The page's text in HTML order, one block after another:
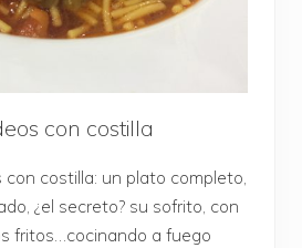
con costilla
costilla: un plato completo,
¿el secreto? su sofrito, con
fritos…cocinando a fuego